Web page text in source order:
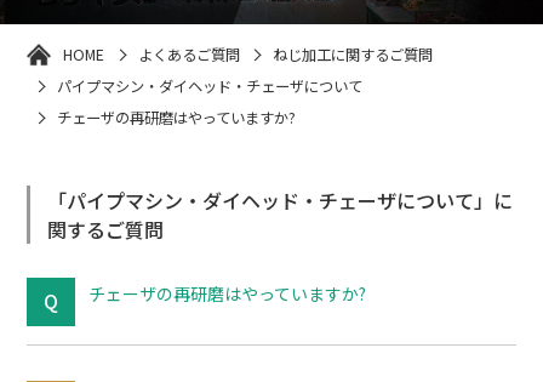
HOME よくあるご質問
ねじ加工に関するご質問
パイプマシン・ダイヘッド・チェーザについて
チェーザの再研磨はやっていますか?
「パイプマシン・ダイヘッド・チェーザについて」に
関するご質問
チェーザの再研磨はやっていますか?